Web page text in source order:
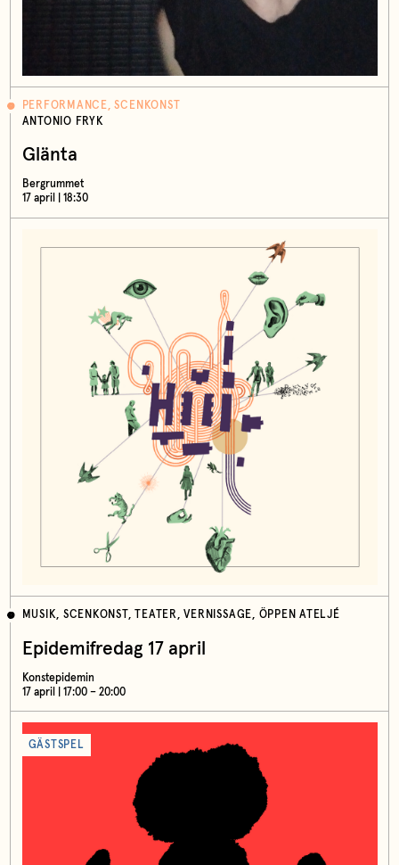
PERFORMANCE, SCENKONST
ANTONIO FRYK
Glänta
Bergrummet
17 april | 18:30
MUSIK, SCENKONST, TEATER, VERNISSAGE, ÖPPEN ATELJÉ
Epidemifredag 17 april
Konstepidemin
17 april | 17:00 – 20:00
GÄSTSPEL